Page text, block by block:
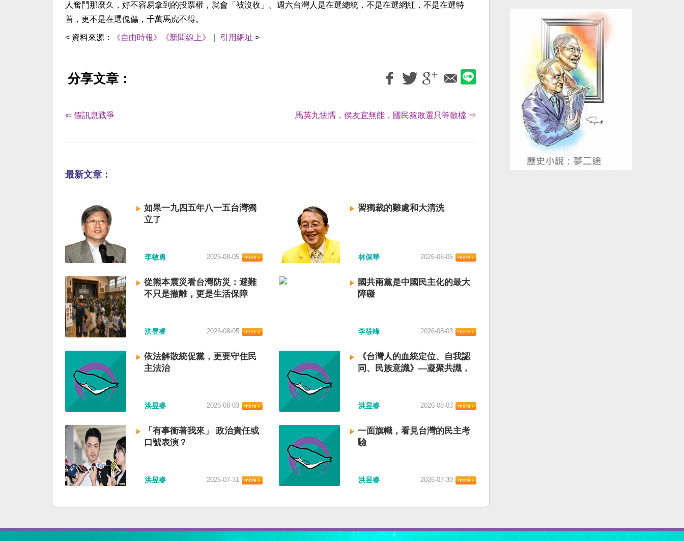
人奮鬥那麼久，好不容易拿到的投票權，就會「被沒收」。週六台灣人是在選總統，不是在選網紅，不是在選特
首，更不是在選傀儡，千萬馬虎不得。
< 資料來源： 《自由時報》《新聞線上》 引用網址 >
分享文章：
⇐ 假訊息戰爭 馬英九怯懦，侯友宜無能，國民黨敗選只等散檔 ⇒
最新文章：
如果一九四五年八一五台灣獨
立了
李敏勇 2026-08-05
習獨裁的難處和大清洗
林保華 2026-08-05
從熊本震災看台灣防災：避難
不只是撤離，更是生活保障
洪昱睿 2026-08-05
國共兩黨是中國民主化的最大
障礙
李筱峰 2026-08-03
依法解散統促黨，更要守住民
主法治
洪昱睿 2026-08-03
《台灣人的血統定位、自我認
同、民族意識》—凝聚共識，
洪昱睿 2026-08-03
「有事衝著我來」 政治責任或
口號表演？
洪昱睿 2026-07-31
一面旗幟，看見台灣的民主考
驗
洪昱睿 2026-07-30